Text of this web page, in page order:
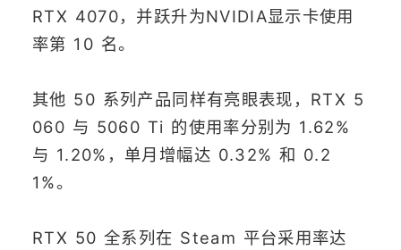
RTX 4070，并跃升为NVIDIA显示卡使用
率第 10 名。
其他 50 系列产品同样有亮眼表现，RTX 5
060 与 5060 Ti 的使用率分别为 1.62%
与 1.20%，单月增幅达 0.32% 和 0.2
1%。
RTX 50 全系列在 Steam 平台采用率达